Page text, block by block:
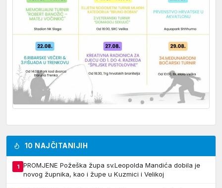
10 NAJČITANIJIH
1
PROMJENE Požeška župa sv.Leopolda Mandića dobila je
novog župnika, kao i župe u Kuzmici i Velikoj